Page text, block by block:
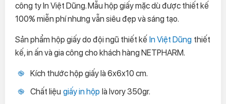
công ty In Việt Dũng. Mẫu hộp giấy mặc dù được thiết kế
100% miễn phí nhưng vẫn siêu đẹp và sáng tạo.
Sản phẩm hộp giấy do đội ngũ thiết kế In Việt Dũng thiết
kế, in ấn và gia công cho khách hàng NETPHARM.
Kích thước hộp giấy là 6x6x10 cm.
Chất liệu giấy in hộp là Ivory 350gr.